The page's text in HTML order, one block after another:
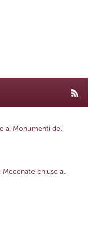
ai Monumenti del
Mecenate chiuse al